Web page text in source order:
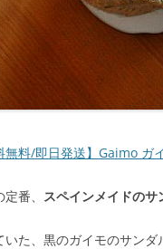
無料/即日発送】Gaimo
番、 スペインメイドのサ
いた、黒のガイモのサン